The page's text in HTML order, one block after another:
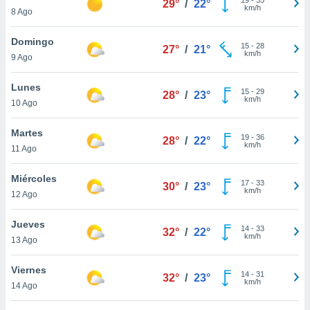
más
nuestra
y
de
disponible
cookies
aceptar
8 Ago
29° / 22°
km/h
Domingo
9 Ago
27° / 21° 15- 28
km/h
Lunes
10 Ago
28° / 23° 15- 29
km/h
Martes
11 Ago
28° / 22° 19- 36
km/h
Miércoles
12 Ago
30° / 23° 17- 33
km/h
Jueves
13 Ago
32° / 22° 14- 33
km/h
Viernes
14 Ago
32° / 23° 14- 31
km/h